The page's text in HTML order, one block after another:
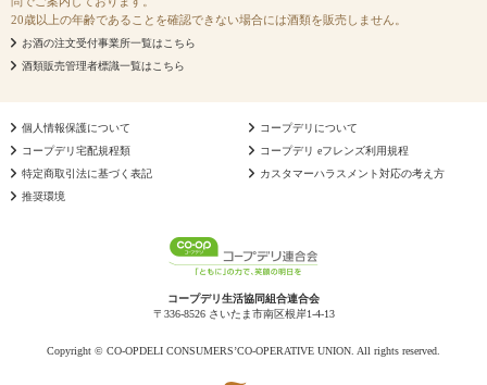
20歳以上の年齢であることを確認できない場合には酒類を販売しません。
お酒の注文受付事業所一覧はこちら
酒類販売管理者標識一覧はこちら
個人情報保護について
コープデリについて
コープデリ宅配規程類
コープデリ eフレンズ利用規程
特定商取引法に基づく表記
カスタマーハラスメント対応の考え方
推奨環境
コープデリ生活協同組合連合会
〒336-8526 さいたま市南区根岸1-4-13
Copyright © CO-OPDELI CONSUMERS’CO-OPERATIVE UNION. All rights reserved.